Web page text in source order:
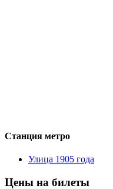
Станция метро
Улица 1905 года
Цены на билеты